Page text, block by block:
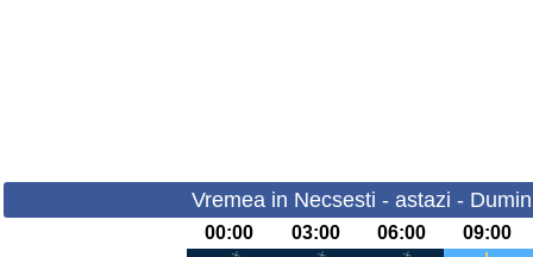
Vremea in Necsesti - astazi -
00:00 03:00 06:00 09:00